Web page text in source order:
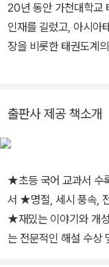
20년 동안 가천대학교
인재를 길렀고, 아시아
장을 비롯한 태권도계
출판사 제공 책소개
★초등 국어 교과서 수
서 ★명절, 세시 풍속,
★재밌는 이야기와 개
는 전문적인 해설 수상 및 선정 내역 소년한국일보 좋은어린이책 최